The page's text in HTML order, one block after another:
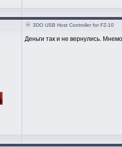
3DO USB Host Controller for FZ-10
Деньги так и не вернулись.